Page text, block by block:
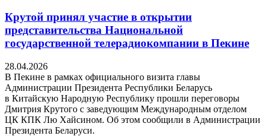
Крутой принял участие в открытии
представительства Национальной
государственной телерадиокомпании в Пекине
28.04.2026
В Пекине в рамках официального визита главы
Администрации Президента Республики Беларусь
в Китайскую Народную Республику прошли переговоры
Дмитрия Крутого с заведующим Международным отделом
ЦК КПК Лю Хайсином. Об этом сообщили в Администрации
Президента Беларуси.